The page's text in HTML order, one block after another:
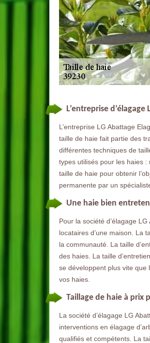
L’entreprise
L’entreprise LG Abattage
taille de haie fait partie des
différentes techniques de
types utilisés pour les haies :
taille de haie pour obtenir
permanente par un
Une haie bien
Pour la société d’élagage
locataires d’une maison. La
la communauté. La taille
des haies. La taille
se développent plus vite que
vos haies.
Taillage de haie à prix
La société d’élagage LG
interventions en élagage
qualifiés et compétents. La